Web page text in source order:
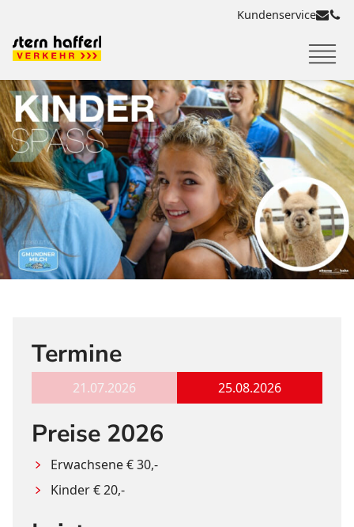
Kundenservice
Termine
21.07.2026 25.08.2026
Preise 2026
Erwachsene € 30,-
Kinder € 20,-